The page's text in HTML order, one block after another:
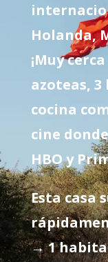
Holanda,
¡Muy
azoteas,
cocina
cine
HBO y
Esta casa
→ 1